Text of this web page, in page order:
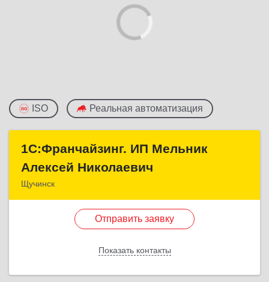
ISO Реальная автоматизация
1С:Франчайзинг. ИП Мельник
Алексей Николаевич
Щучинск
Отправить заявку
Показать контакты
1С:Франчайзинг. ИП Мельник
Алексей Николаевич
Бурабайский район, г.Щучинск, ул.Боровская д.85